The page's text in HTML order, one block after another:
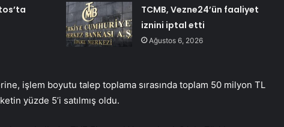
TCMB, Vezne24’ün faaliyet
iznini iptal etti
Ağustos 6, 2026
işlem boyutu talep toplama sırasında toplam 50 milyon TL
yüzde 5’i satılmış oldu.